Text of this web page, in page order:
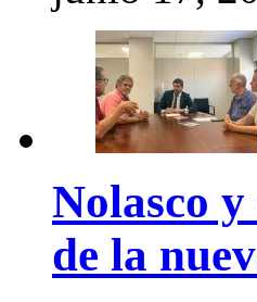
Nolasco
de la